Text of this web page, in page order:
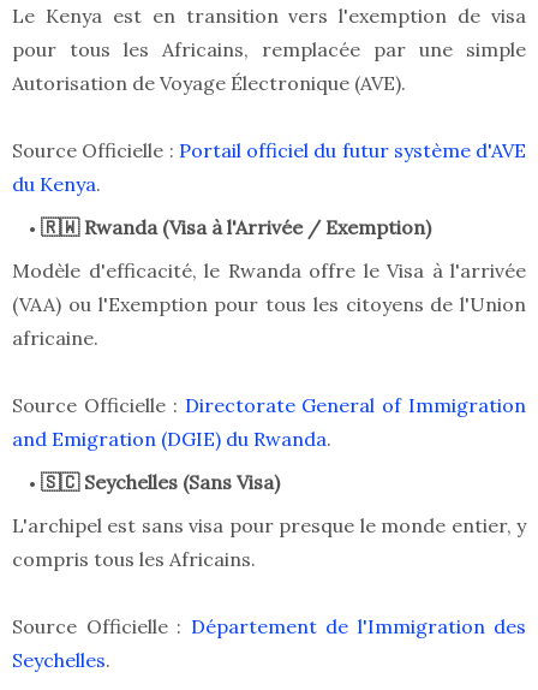
Le Kenya est en transition vers l'exemption de visa
pour tous les Africains, remplacée par une simple
Autorisation de Voyage Électronique (AVE).
Source Officielle : Portail officiel du futur système d'AVE
du Kenya.
🇷🇼 Rwanda (Visa à l'Arrivée / Exemption)
Modèle d'efficacité, le Rwanda offre le Visa à l'arrivée
(VAA) ou l'Exemption pour tous les citoyens de l'Union
africaine.
Source Officielle : Directorate General of Immigration
and Emigration (DGIE) du Rwanda.
🇸🇨 Seychelles (Sans Visa)
L'archipel est sans visa pour presque le monde entier, y
compris tous les Africains.
Source Officielle : Département de l'Immigration des
Seychelles.